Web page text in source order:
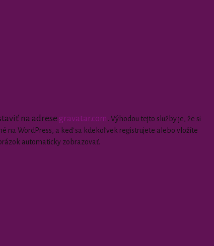
na adrese gravatar.com . Výhodou tejto služby je, že si
na WordPress, a keď sa kdekoľvek registrujete alebo vložíte
automaticky zobrazovať.